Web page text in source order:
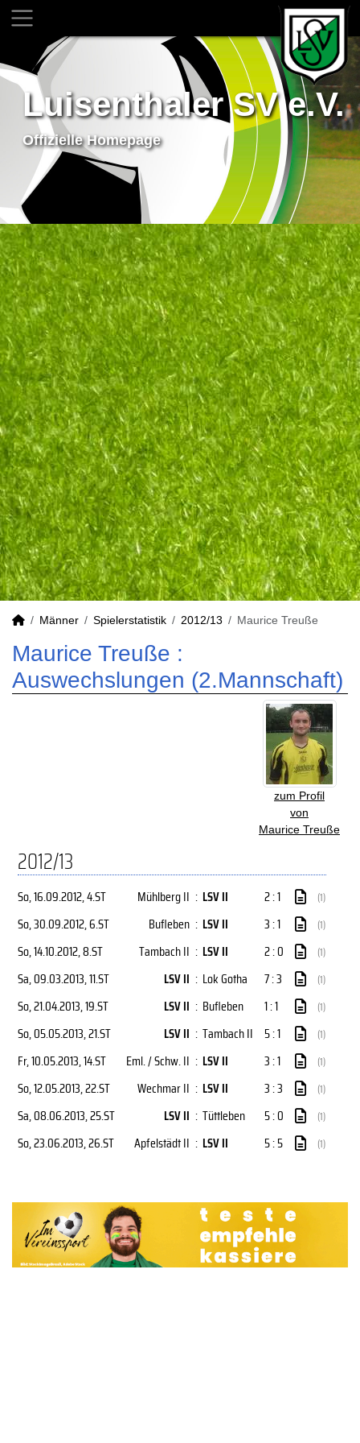
Luisenthaler SV e.V.
Offizielle Homepage
Männer Spielerstatistik 2012/13 Maurice Treuße
Maurice Treuße :
Auswechslungen (2.Mannschaft)
zum Profil
von
Maurice Treuße
2012/13
So, 16.09.2012, 4.ST Mühlberg II : LSV II 2 : 1 (1)
So, 30.09.2012, 6.ST Bufleben : LSV II 3 : 1 (1)
So, 14.10.2012, 8.ST Tambach II : LSV II 2 : 0 (1)
Sa, 09.03.2013, 11.ST LSV II : Lok Gotha 7 : 3 (1)
So, 21.04.2013, 19.ST LSV II : Bufleben 1 : 1 (1)
So, 05.05.2013, 21.ST LSV II : Tambach II 5 : 1 (1)
Fr, 10.05.2013, 14.ST Eml. / Schw. II : LSV II 3 : 1 (1)
So, 12.05.2013, 22.ST Wechmar II : LSV II 3 : 3 (1)
Sa, 08.06.2013, 25.ST LSV II : Tüttleben 5 : 0 (1)
So, 23.06.2013, 26.ST Apfelstädt II : LSV II 5 : 5 (1)